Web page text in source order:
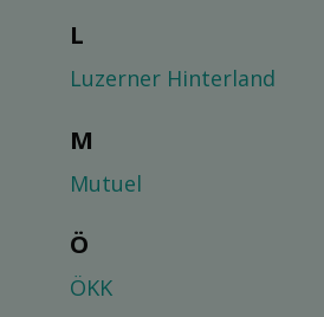
L
Luzerner Hinterland
M
Mutuel
Ö
ÖKK